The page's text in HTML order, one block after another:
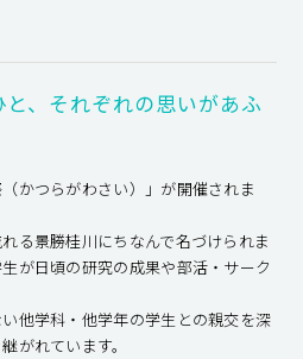
、それぞれの思いがあふ
かつらがわさい）」が開催されま
る景勝桂川にちなんで名づけられま
が日頃の研究の成果や部活・サーク
他学科・他学年の学生との親交を深
がれています。